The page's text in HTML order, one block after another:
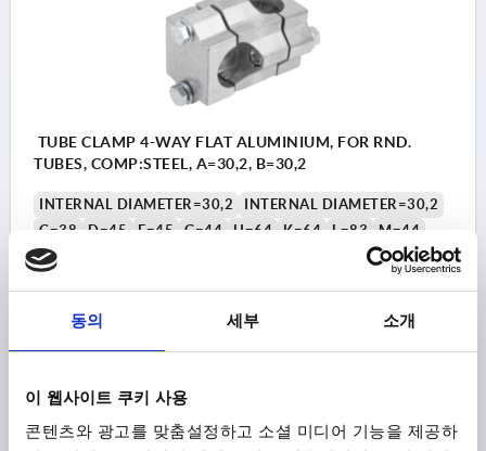
동의 세부 소개
이 웹사이트 쿠키 사용
콘텐츠와 광고를 맞춤설정하고 소셜 미디어 기능을 제공하
TUBE CLAMP 4-WAY FLAT ALUMINIUM, FOR RND.
TUBES, COMP:STEEL, A=30,2, B=30,2
INTERNAL DIAMETER=30,2
INTERNAL DIAMETER=30,2
C=38
D=45 E=45 G=44 H=64 K=64 L=83
M=44
R=46
Order number:K0472.523030
DETAILS
K0472